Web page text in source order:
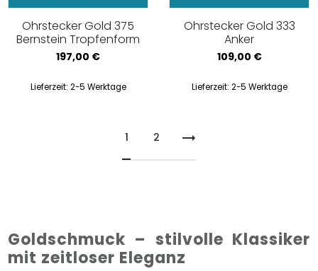
Ohrstecker Gold 375
Bernstein Tropfenform
197,00 €
Lieferzeit: 2-5 Werktage
Ohrstecker Gold 333
Anker
109,00 €
Lieferzeit: 2-5 Werktage
1 2
Goldschmuck – stilvolle Klassiker
mit zeitloser Eleganz